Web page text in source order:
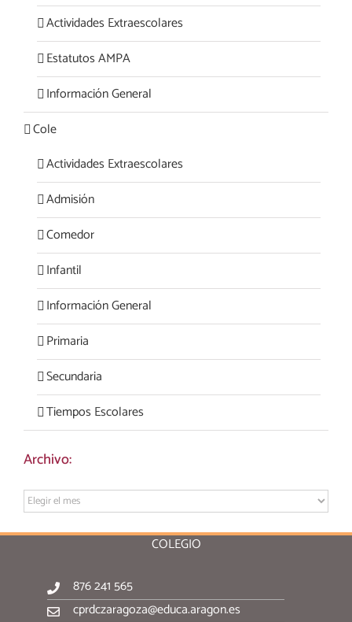
Actividades Extraescolares
Estatutos AMPA
Información General
Cole
Actividades Extraescolares
Admisión
Comedor
Infantil
Información General
Primaria
Secundaria
Tiempos Escolares
Archivo:
Archivo:
COLEGIO
876 241 565
cprdczaragoza@educa.aragon.es